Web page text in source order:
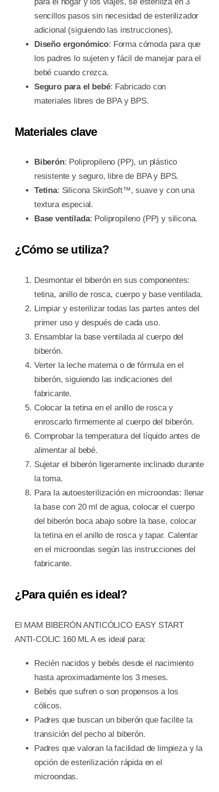
sencillos pasos sin necesidad de esterilizador
adicional (siguiendo las instrucciones).
Diseño ergonómico: Forma cómoda para que
los padres lo sujeten y fácil de manejar para el
bebé cuando crezca.
Seguro para el bebé: Fabricado con
materiales libres de BPA y BPS.
Materiales clave
Biberón: Polipropileno (PP), un plástico
resistente y seguro, libre de BPA y BPS.
Tetina: Silicona SkinSoft™, suave y con una
textura especial.
Base ventilada: Polipropileno (PP) y silicona.
¿Cómo se utiliza?
Desmontar el biberón en sus componentes:
tetina, anillo de rosca, cuerpo y base ventilada.
Limpiar y esterilizar todas las partes antes del
primer uso y después de cada uso.
Ensamblar la base ventilada al cuerpo del
biberón.
Verter la leche materna o de fórmula en el
biberón, siguiendo las indicaciones del
fabricante.
Colocar la tetina en el anillo de rosca y
enroscarlo firmemente al cuerpo del biberón.
Comprobar la temperatura del líquido antes de
alimentar al bebé.
Sujetar el biberón ligeramente inclinado durante
la toma.
Para la autoesterilización en microondas: llenar
la base con 20 ml de agua, colocar el cuerpo
del biberón boca abajo sobre la base, colocar
la tetina en el anillo de rosca y tapar. Calentar
en el microondas según las instrucciones del
fabricante.
¿Para quién es ideal?
El MAM BIBERÓN ANTICÓLICO EASY START
ANTI-COLIC 160 ML A es ideal para:
Recién nacidos y bebés desde el nacimiento
hasta aproximadamente los 3 meses.
Bebés que sufren o son propensos a los
cólicos.
Padres que buscan un biberón que facilite la
transición del pecho al biberón.
Padres que valoran la facilidad de limpieza y la
opción de esterilización rápida en el
microondas.